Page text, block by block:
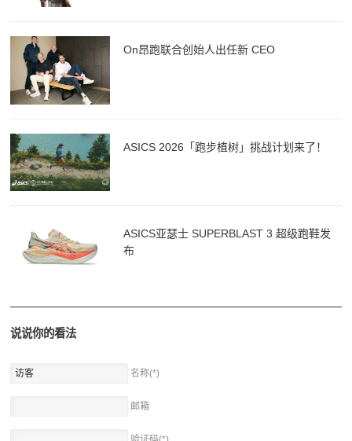
On昂跑联合创始人出任新 CEO
ASICS 2026「跑步植树」挑战计划来了！
ASICS亚瑟士 SUPERBLAST 3 超级跑鞋发
布
说说你的看法
名称(*)
邮箱